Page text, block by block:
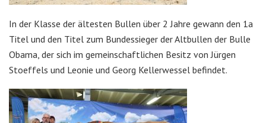
In der Klasse der ältesten Bullen über 2 Jahre gewann den 1a
Titel und den Titel zum Bundessieger der Altbullen der Bulle
Obama, der sich im gemeinschaftlichen Besitz von Jürgen
Stoeffels und Leonie und Georg Kellerwessel befindet.